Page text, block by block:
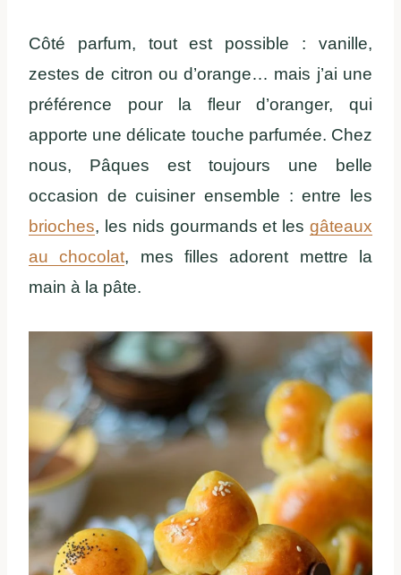
Côté parfum, tout est possible : vanille,
zestes de citron ou d’orange… mais j’ai une
préférence pour la fleur d’oranger, qui
apporte une délicate touche parfumée. Chez
nous, Pâques est toujours une belle
occasion de cuisiner ensemble : entre les
brioches, les nids gourmands et les gâteaux
au chocolat, mes filles adorent mettre la
main à la pâte.